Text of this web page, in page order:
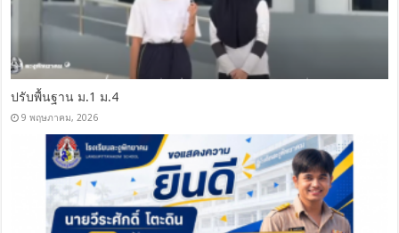
ปรับพื้นฐาน ม.1 ม.4
9 พฤษภาคม, 2026